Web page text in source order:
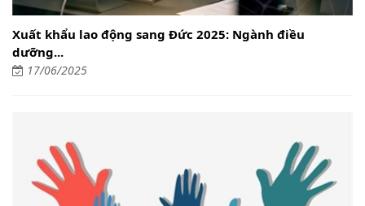
Xuất khẩu lao động sang Đức 2025: Ngành điều
dưỡng...
17/06/2025